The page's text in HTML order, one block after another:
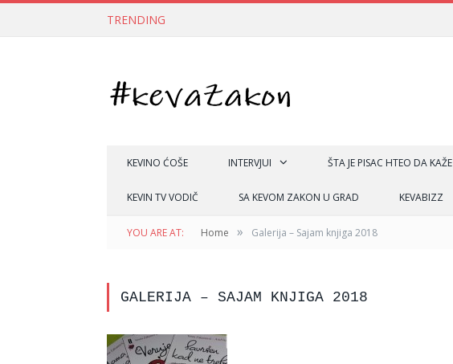
TRENDING
KEVINO ĆOŠE INTERVJUI ŠTA JE PISAC HTEO DA KAŽE
KEVIN TV VODIČ SA KEVOM ZAKON U GRAD KEVABIZZ
YOU ARE AT: Home » Galerija – Sajam knjiga 2018
GALERIJA – SAJAM KNJIGA 2018